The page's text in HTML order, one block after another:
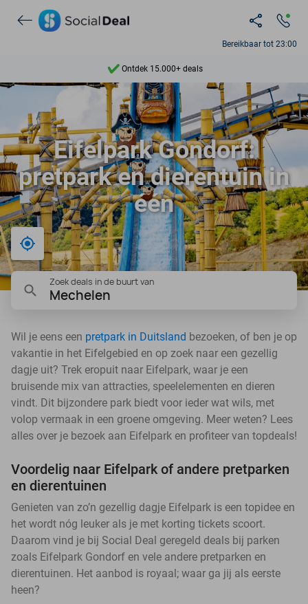
Bereikbaar tot 23:00
Ontdek 15.000+ deals
7 dagen per week beschikbaar
10+ miljoen leden
9,4
Ontdek 15.000+ deals
Eifelpark Gondorf:
pretpark en dierentuin in
één
Bij mij in de buurt
Zoek deals in de buurt van
Mechelen
Wil je eens een pretpark in Duitsland bezoeken, of ben je op
vakantie in het Eifelgebied en op zoek naar een gezellig
dagje uit? Trek eropuit naar Eifelpark, waar je een
bruisende mix van attracties, speelelementen en dieren
vindt. Dit bijzondere park biedt voor ieder wat wils, met
volop vermaak in een groene omgeving. Meer weten? Lees
alles over je bezoek aan Eifelpark en profiteer van topdeals!
Voordelig naar Eifelpark of andere pretparken
en dierentuinen
Genieten van zo’n gezellig dagje Eifelpark is een topidee en
het wordt nóg leuker als je met korting tickets scoort.
Daarom vind je bij Social Deal geregeld deals bij parken
zoals Eifelpark Gondorf en vele andere pretparken en
dierentuinen. Het aanbod is royaal; waar ga jij als eerste
heen?